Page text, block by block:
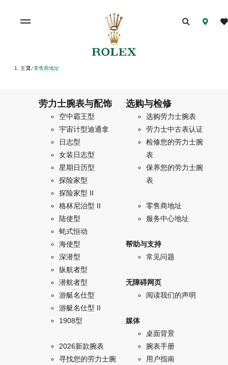
主页/ 零售商地址
劳力士腕表与配饰
空中霸王型
宇宙计型迪通拿
日志型
女装日志型
星期日历型
探险家型
探险家型 II
格林尼治型 II
陆使型
蚝式恒动
海使型
深潜型
纵航者型
潜航者型
游艇名仕型
游艇名仕型 II
1908型
2026新款腕表
寻找您的劳力士腕
选购与检修
选购劳力士腕表
劳力士中古表认证
检修您的劳力士腕
表
保养您的劳力士腕
表
零售商地址
服务中心地址
帮助与支持
常见问题
无障碍网页
阅读我们的声明
媒体
桌面背景
腕表手册
用户指南